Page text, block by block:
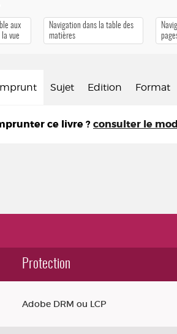
aux
vue
Navigation dans la table des
matières
Sujet Edition Format
ce livre ? consulter le
Protection
Adobe DRM ou LCP